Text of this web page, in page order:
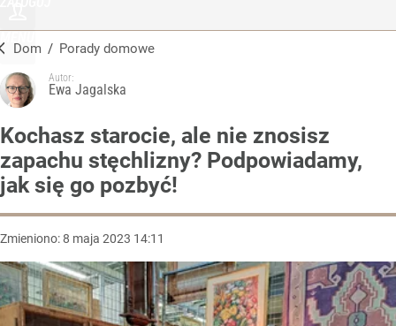
Dom / Porady domowe
Autor:
Ewa Jagalska
Kochasz starocie, ale nie znosisz
zapachu stęchlizny? Podpowiadamy,
jak się go pozbyć!
Zmieniono:8 maja 2023 14:11